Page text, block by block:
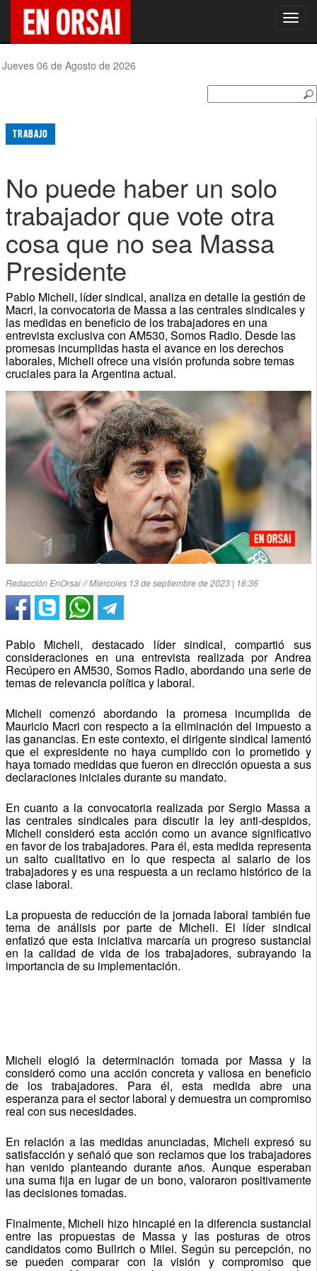
Jueves 06 de Agosto de 2026
TRABAJO
No puede haber un solo
trabajador que vote otra
cosa que no sea Massa
Presidente
Pablo Micheli, líder sindical, analiza en detalle la gestión de
Macri, la convocatoria de Massa a las centrales sindicales y
las medidas en beneficio de los trabajadores en una
entrevista exclusiva con AM530, Somos Radio. Desde las
promesas incumplidas hasta el avance en los derechos
laborales, Micheli ofrece una visión profunda sobre temas
cruciales para la Argentina actual.
Redacción EnOrsai // Miercoles 13 de septiembre de 2023 | 16:36
Pablo Micheli, destacado líder sindical, compartió sus
consideraciones en una entrevista realizada por Andrea
Recúpero en AM530, Somos Radio, abordando una serie de
temas de relevancia política y laboral.
Micheli comenzó abordando la promesa incumplida de
Mauricio Macri con respecto a la eliminación del impuesto a
las ganancias. En este contexto, el dirigente sindical lamentó
que el expresidente no haya cumplido con lo prometido y
haya tomado medidas que fueron en dirección opuesta a sus
declaraciones iniciales durante su mandato.
En cuanto a la convocatoria realizada por Sergio Massa a
las centrales sindicales para discutir la ley anti-despidos,
Micheli consideró esta acción como un avance significativo
en favor de los trabajadores. Para él, esta medida representa
un salto cualitativo en lo que respecta al salario de los
trabajadores y es una respuesta a un reclamo histórico de la
clase laboral.
La propuesta de reducción de la jornada laboral también fue
tema de análisis por parte de Micheli. El líder sindical
enfatizó que esta iniciativa marcaría un progreso sustancial
en la calidad de vida de los trabajadores, subrayando la
importancia de su implementación.
Micheli elogió la determinación tomada por Massa y la
consideró como una acción concreta y valiosa en beneficio
de los trabajadores. Para él, esta medida abre una
esperanza para el sector laboral y demuestra un compromiso
real con sus necesidades.
En relación a las medidas anunciadas, Micheli expresó su
satisfacción y señaló que son reclamos que los trabajadores
han venido planteando durante años. Aunque esperaban
una suma fija en lugar de un bono, valoraron positivamente
las decisiones tomadas.
Finalmente, Micheli hizo hincapié en la diferencia sustancial
entre las propuestas de Massa y las posturas de otros
candidatos como Bullrich o Milei. Según su percepción, no
se pueden comparar con la visión y compromiso que